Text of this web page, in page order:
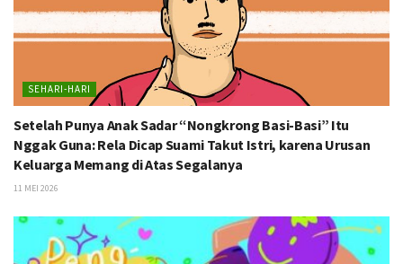
SEHARI-HARI
Setelah Punya Anak Sadar “Nongkrong Basi-Basi” Itu
Nggak Guna: Rela Dicap Suami Takut Istri, karena Urusan
Keluarga Memang di Atas Segalanya
11 MEI 2026